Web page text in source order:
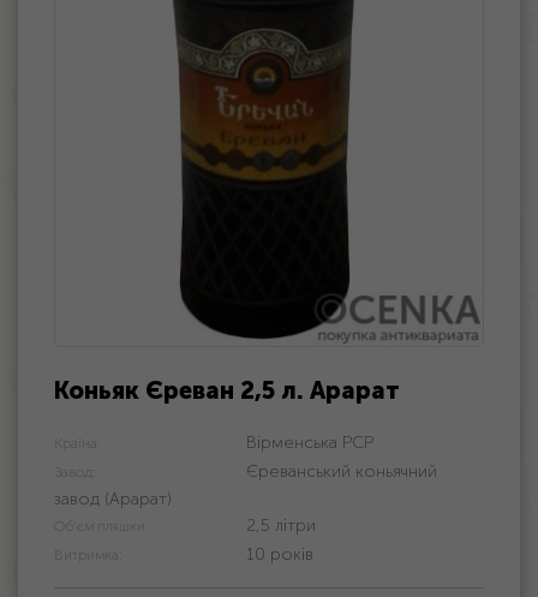
Коньяк Єреван 2,5 л. Арарат
Країна: Вірменська РСР
Завод:
Єреванський коньячний
завод (Арарат)
Об'єм пляшки: 2,5 літри
Витримка: 10 років